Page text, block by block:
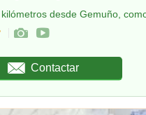
desde Gemuño,
Contactar